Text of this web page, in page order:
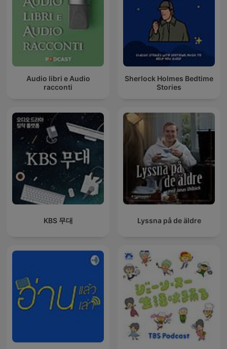
Audio libri e Audio
racconti
Sherlock Holmes Bedtime
Stories
KBS 무대 Lyssna på de äldre